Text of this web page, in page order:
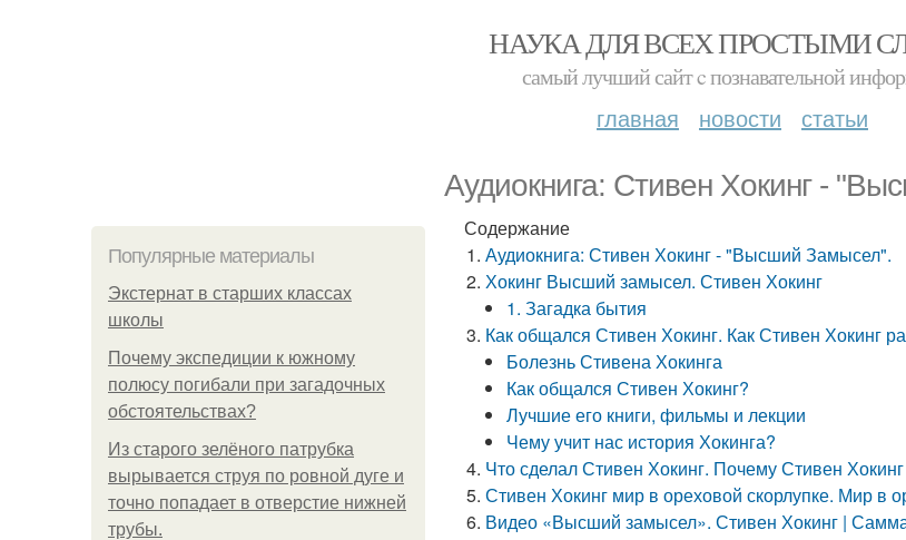
НАУКА ДЛЯ ВСЕХ ПРОСТЫМИ
самый лучший сайт c познавательной
главная новости статьи
Аудиокнига: Стивен Хокинг -
Популярные материалы
Экстернат в старших классах
школы
Почему экспедиции к южному
полюсу погибали при загадочных
обстоятельствах?
Из старого зелёного патрубка
вырывается струя по ровной дуге и
точно попадает в отверстие нижней
трубы.
Содержание
Аудиокнига: Стивен Хокинг - "Высший Замысел".
Хокинг Высший замысел. Стивен Хокинг
1. Загадка бытия
Как общался Стивен Хокинг. Как Стивен Хокинг
Болезнь Стивена Хокинга
Как общался Стивен Хокинг?
Лучшие его книги, фильмы и лекции
Чему учит нас история Хокинга?
Что сделал Стивен Хокинг. Почему Стивен
Стивен Хокинг мир в ореховой скорлупке. Мир в
Видео «Высший замысел». Стивен Хокинг |